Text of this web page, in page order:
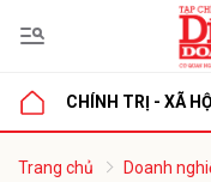
CHÍNH TRỊ - XÃ HỘI
Trang chủ
Doanh
luận